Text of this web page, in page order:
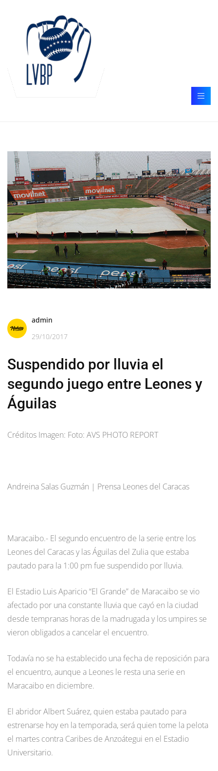
admin
29/10/2017
Suspendido por lluvia el
segundo juego entre Leones y
Águilas
Créditos Imagen: Foto: AVS PHOTO REPORT
Andreina Salas Guzmán | Prensa Leones del Caracas
Maracaibo.- El segundo encuentro de la serie entre los
Leones del Caracas y las Águilas del Zulia que estaba
pautado para la 1:00 pm fue suspendido por lluvia.
El Estadio Luis Aparicio “El Grande” de Maracaibo se vio
afectado por una constante lluvia que cayó en la ciudad
desde tempranas horas de la madrugada y los umpires se
vieron obligados a cancelar el encuentro.
Todavía no se ha establecido una fecha de reposición para
el encuentro, aunque a Leones le resta una serie en
Maracaibo en diciembre.
El abridor Albert Suárez, quien estaba pautado para
estrenarse hoy en la temporada, será quien tome la pelota
el martes contra Caribes de Anzoátegui en el Estadio
Universitario.